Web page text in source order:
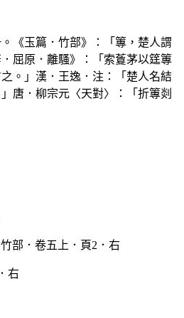
《玉篇．竹部》：「篿，楚人謂
屈原．離騷》：「索藑茅以筳篿
。」漢．王逸．注：「楚人名結
唐．柳宗元〈天對〉：「折篿剡
右